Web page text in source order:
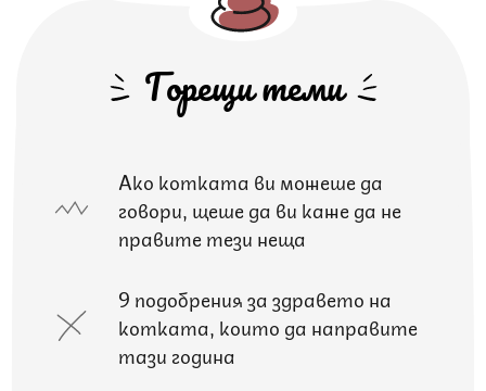
Горещи теми
Ако котката ви можеше да
говори, щеше да ви каже да не
правите тези неща
9 подобрения за здравето на
котката, които да направите
тази година